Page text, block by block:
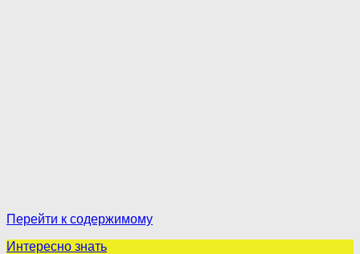
Перейти к содержимому
Интересно знать